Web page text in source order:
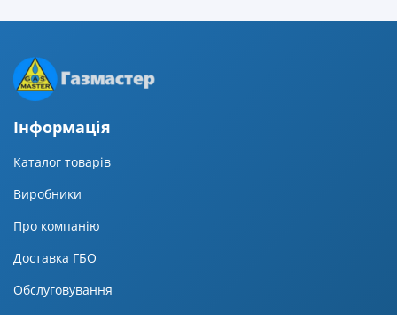
Iнформацiя
Каталог товарів
Виробники
Про компанію
Доставка ГБО
Обслуговування